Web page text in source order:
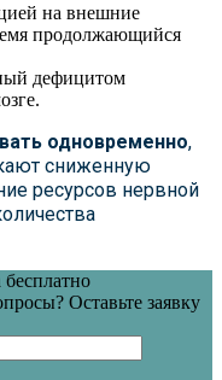
на внешние
продолжающийся
дефицитом
одновременно,
сниженную
ресурсов нервной
Оставьте заявку